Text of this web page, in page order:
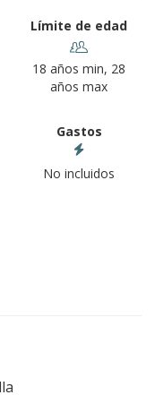
Límite de edad
18 años min, 28
años max
Gastos
No incluidos